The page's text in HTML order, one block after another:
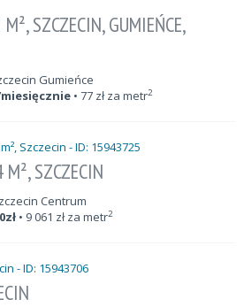
SZCZECIN, GUMIEŃCE,
Gumieńce
miesięcznie • 77 zł za metr2
SZCZECIN
Centrum
zł • 9 061 zł za metr2